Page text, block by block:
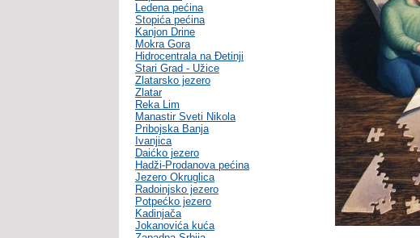
Ledena pećina
Stopića pećina
Kanjon Drine
Mokra Gora
Hidrocentrala na Đetinji
Stari Grad - Užice
Zlatarsko jezero
Zlatar
Reka Lim
Manastir Sveti Nikola
Pribojska Banja
Ivanjica
Daićko jezero
Hadži-Prodanova pećina
Jezero Okruglica
Radoinjsko jezero
Potpećko jezero
Kadinjača
Jokanovića kuća